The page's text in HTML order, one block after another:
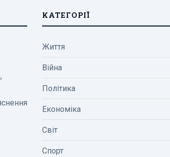
КАТЕГОРІЇ
Життя
Війна
Політика
Економіка
Світ
Спорт